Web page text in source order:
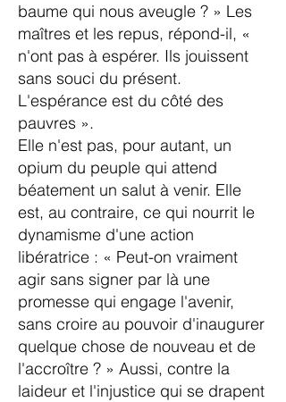
baume qui nous aveugle ? » Les
maîtres et les repus, répond-il, «
n'ont pas à espérer. Ils jouissent
sans souci du présent.
L'espérance est du côté des
pauvres ».
Elle n'est pas, pour autant, un
opium du peuple qui attend
béatement un salut à venir. Elle
est, au contraire, ce qui nourrit le
dynamisme d'une action
libératrice : « Peut-on vraiment
agir sans signer par là une
promesse qui engage l'avenir,
sans croire au pouvoir d'inaugurer
quelque chose de nouveau et de
l'accroître ? » Aussi, contre la
laideur et l'injustice qui se drapent